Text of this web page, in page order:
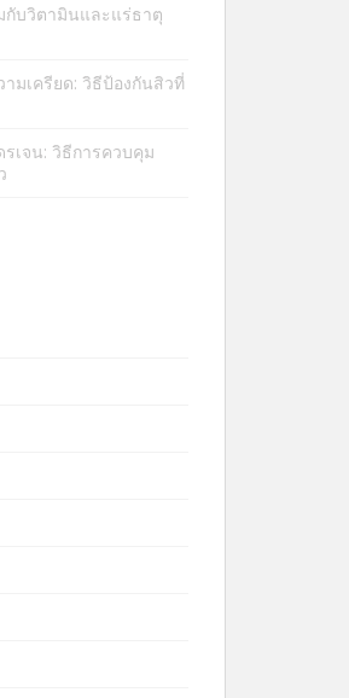
กับวิตามินและแร่ธาตุ
มเครียด: วิธีป้องกันสิวที่
เจน: วิธีการควบคุม